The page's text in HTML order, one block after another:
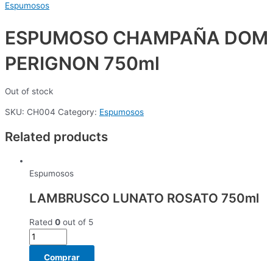
Espumosos
ESPUMOSO CHAMPAÑA DOM
PERIGNON 750ml
Out of stock
SKU: CH004 Category: Espumosos
Related products
Espumosos
LAMBRUSCO LUNATO ROSATO 750ml
Rated 0 out of 5
Comprar